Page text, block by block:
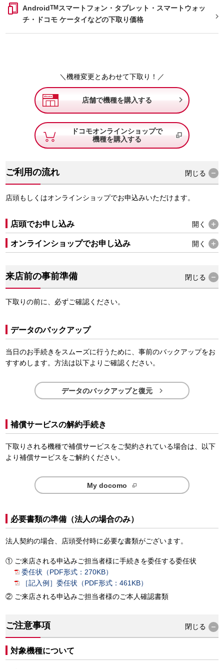
AndroidTMスマートフォン・タブレット・スマートウォッ
チ・ドコモ ケータイなどの下取り価格

＼機種変更とあわせて下取り！／
店舗で機種を購入する 
ドコモオンラインショップで
機種を購入する
ご利用の流れ 閉じる
店頭もしくはオンラインショップでお申込みいただけます。
店頭でお申し込み 開く
オンラインショップでお申し込み 開く
来店前の事前準備 閉じる
下取りの前に、必ずご確認ください。
データのバックアップ
当日のお手続きをスムーズに行うために、事前のバックアップをお
すすめします。方法は以下よりご確認ください。
データのバックアップと復元 
補償サービスの解約手続き
下取りされる機種で補償サービスをご契約されている場合は、以下
より補償サービスをご解約ください。
My docomo
必要書類の準備（法人の場合のみ）
法人契約の場合、店頭受付時に必要な書類がございます。
ご来店される申込みご担当者様に手続きを委任する委任状
委任状（PDF形式：270KB）
［記入例］委任状（PDF形式：461KB）
ご来店される申込みご担当者様のご本人確認書類
ご注意事項 閉じる
対象機種について